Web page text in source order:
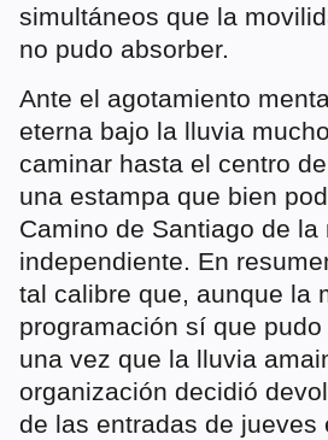
simultáneos que la
no pudo absorber.
Ante el agotamiento
eterna bajo la lluvia
caminar hasta el centro
una estampa que bien
Camino de Santiago de la
independiente. En
tal calibre que, aunque la
programación sí que
una vez que la lluvia
organización decidió
de las entradas de jueves